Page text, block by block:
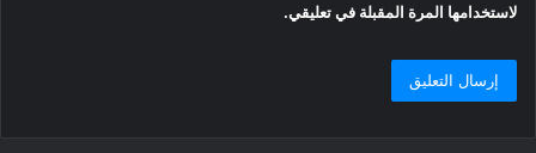
لاستخدامها المرة المقبلة في تعليقي.